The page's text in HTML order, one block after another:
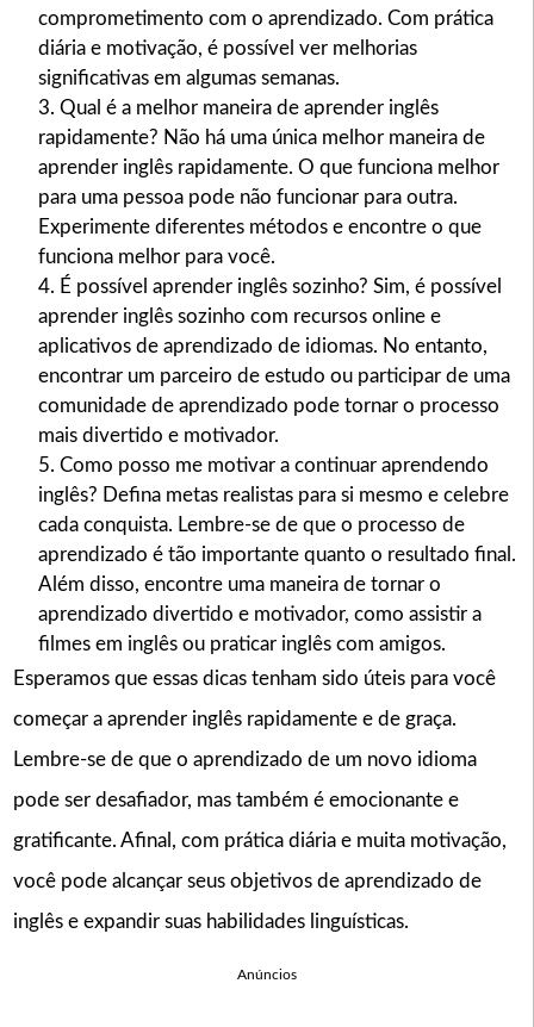
comprometimento com o aprendizado. Com prática
diária e motivação, é possível ver melhorias
significativas em algumas semanas.
Qual é a melhor maneira de aprender inglês
rapidamente? Não há uma única melhor maneira de
aprender inglês rapidamente. O que funciona melhor
para uma pessoa pode não funcionar para outra.
Experimente diferentes métodos e encontre o que
funciona melhor para você.
É possível aprender inglês sozinho? Sim, é possível
aprender inglês sozinho com recursos online e
aplicativos de aprendizado de idiomas. No entanto,
encontrar um parceiro de estudo ou participar de uma
comunidade de aprendizado pode tornar o processo
mais divertido e motivador.
Como posso me motivar a continuar aprendendo
inglês? Defina metas realistas para si mesmo e celebre
cada conquista. Lembre-se de que o processo de
aprendizado é tão importante quanto o resultado final.
Além disso, encontre uma maneira de tornar o
aprendizado divertido e motivador, como assistir a
filmes em inglês ou praticar inglês com amigos.
Esperamos que essas dicas tenham sido úteis para você
começar a aprender inglês rapidamente e de graça.
Lembre-se de que o aprendizado de um novo idioma
pode ser desafiador, mas também é emocionante e
gratificante. Afinal, com prática diária e muita motivação,
você pode alcançar seus objetivos de aprendizado de
inglês e expandir suas habilidades linguísticas.
Anúncios